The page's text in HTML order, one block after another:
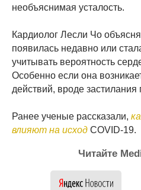
необъяснимая усталость.
Кардиолог Лесли Чо
появилась недавно или
учитывать вероятность
Особенно если она
действий, вроде застилания
Ранее ученые рассказали,
влияют на исход COVID-19.
Читайте